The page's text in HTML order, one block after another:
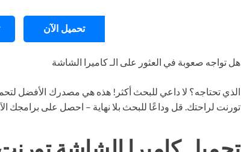
تحميل الآن
هل تواجه صعوبة في العثور على الـ كاميرا الشاشة
الذي تحتاجه؟ لا داعي للبحث أكثر! هذه هي مصدرك الأفضل
تورنت لراحتك. قل وداعًا للبحث بلا نهاية – احصل على برامجك